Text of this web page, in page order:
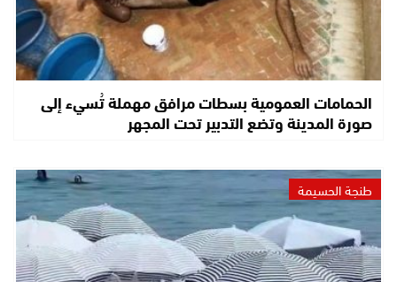
الحمامات العمومية بسطات مرافق مهملة تُسيء إلى
صورة المدينة وتضع التدبير تحت المجهر
طنجة الحسيمة